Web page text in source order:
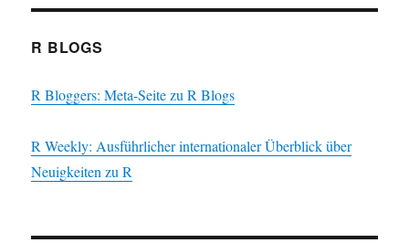
R BLOGS
R Bloggers: Meta-Seite zu R Blogs
R Weekly: Ausführlicher internationaler Überblick über
Neuigkeiten zu R